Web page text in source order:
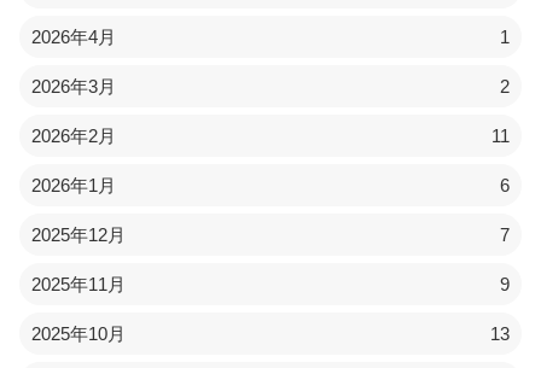
2026年4月 1
2026年3月 2
2026年2月 11
2026年1月 6
2025年12月 7
2025年11月 9
2025年10月 13